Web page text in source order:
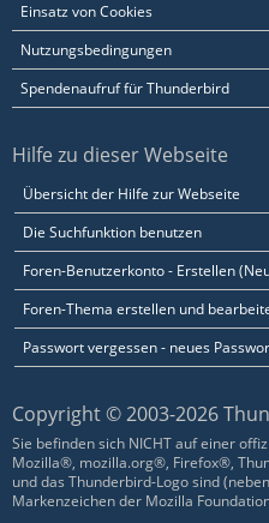
Einsatz von Cookies
Nutzungsbedingungen
Spendenaufruf für Thunderbird
Hilfe zu dieser Webseite
Übersicht der Hilfe zur Webseite
Die Suchfunktion benutzen
Foren-Benutzerkonto - Erstellen
Foren-Thema erstellen und
Passwort vergessen - neues
Copyright © 2003-2026
Sie befinden sich NICHT auf einer
Mozilla®, mozilla.org®, Firefox®,
und das Thunderbird-Logo sind
Markenzeichen der Mozilla